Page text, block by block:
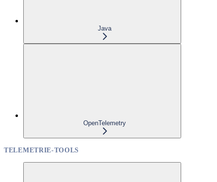
Java
OpenTelemetry
TELEMETRIE-TOOLS